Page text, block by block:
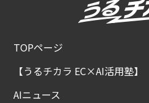
TOPページ
【うるチカラ EC×AI活用塾】
AIニュース